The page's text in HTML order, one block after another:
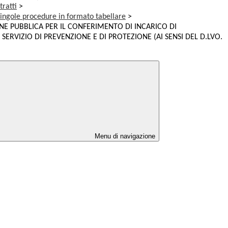
>
procedure in formato tabellare >
PUBBLICA PER IL CONFERIMENTO DI INCARICO DI
SERVIZIO DI PREVENZIONE E DI PROTEZIONE (AI SENSI DEL D.LVO.
Menu di navigazione